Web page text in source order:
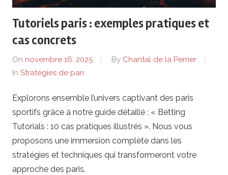
C
l
u
b
-
S
Tutoriels paris : exemples pratiques et
cas concrets
On novembre 16, 2025 By Chantal de la Perrier
In Stratégies de pari
Explorons ensemble l’univers captivant des paris
sportifs grâce à notre guide détaillé : « Betting
Tutorials : 10 cas pratiques illustrés ». Nous vous
proposons une immersion complète dans les
stratégies et techniques qui transformeront votre
approche des paris.